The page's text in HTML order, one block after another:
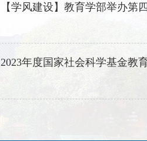
【学风建设】教育学部举办第
2023年度国家社会科学基金教育